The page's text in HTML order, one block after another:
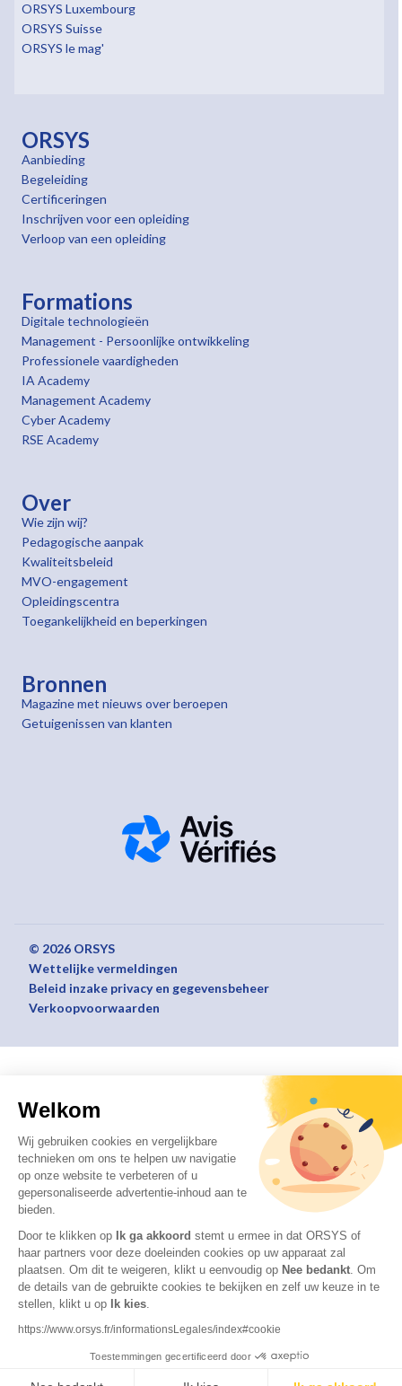
Welkom
Wij gebruiken cookies en vergelijkbare
technieken om ons te helpen uw navigatie
op onze website te verbeteren of u
gepersonaliseerde advertentie-inhoud aan te
bieden.
Door te klikken op
Ik ga akkoord stemt u ermee in dat ORSYS of
haar partners voor deze doeleinden cookies op uw apparaat zal
plaatsen. Om dit te weigeren, klikt u eenvoudig op Nee bedankt. Om
de details van de gebruikte cookies te bekijken en zelf uw keuze in te
stellen, klikt u op
Ik kies.
https://www.orsys.fr/informationsLegales/index#cookie
Toestemmingen gecertificeerd door
ORSYS Luxembourg
ORSYS Suisse
ORSYS le mag'
ORSYS
Aanbieding
Begeleiding
Certificeringen
Inschrijven voor een opleiding
Verloop van een opleiding
Formations
Digitale technologieën
Management - Persoonlijke ontwikkeling
Professionele vaardigheden
IA Academy
Management Academy
Cyber Academy
RSE Academy
Over
Wie zijn wij?
Pedagogische aanpak
Kwaliteitsbeleid
MVO-engagement
Opleidingscentra
Toegankelijkheid en beperkingen
Bronnen
Magazine met nieuws over beroepen
Getuigenissen van klanten
© 2026 ORSYS
Wettelijke vermeldingen
Beleid inzake privacy en gegevensbeheer
Verkoopvoorwaarden